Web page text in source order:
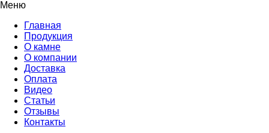
Меню
Главная
Продукция
О камне
О компании
Доставка
Оплата
Видео
Статьи
Отзывы
Контакты